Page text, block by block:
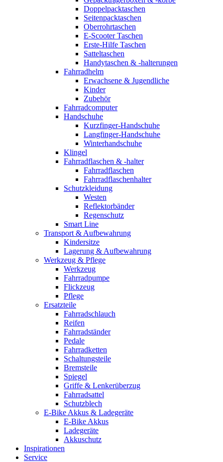
Doppelpacktaschen
Seitenpacktaschen
Oberrohrtaschen
E-Scooter Taschen
Erste-Hilfe Taschen
Satteltaschen
Handytaschen & -halterungen
Fahrradhelm
Erwachsene & Jugendliche
Kinder
Zubehör
Fahrradcomputer
Handschuhe
Kurzfinger-Handschuhe
Langfinger-Handschuhe
Winterhandschuhe
Klingel
Fahrradflaschen & -halter
Fahrradflaschen
Fahrradflaschenhalter
Schutzkleidung
Westen
Reflektorbänder
Regenschutz
Smart Line
Transport & Aufbewahrung
Kindersitze
Lagerung & Aufbewahrung
Werkzeug & Pflege
Werkzeug
Fahrradpumpe
Flickzeug
Pflege
Ersatzteile
Fahrradschlauch
Reifen
Fahrradständer
Pedale
Fahrradketten
Schaltungsteile
Bremsteile
Spiegel
Griffe & Lenkerüberzug
Fahrradsattel
Schutzblech
E-Bike Akkus & Ladegeräte
E-Bike Akkus
Ladegeräte
Akkuschutz
Inspirationen
Service